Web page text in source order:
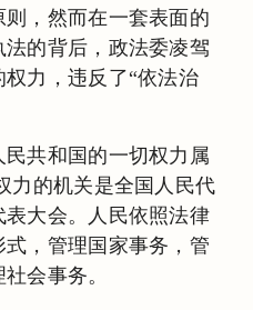
，然而在一套表面的
的背后，政法委凌驾
力，违反了“依法治
民共和国的一切权力属
力的机关是全国人民代
大会。人民依照法律
，管理国家事务，管
会事务。